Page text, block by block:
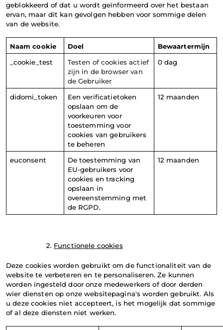
geblokkeerd of dat u wordt geïnformeerd over het bestaan
ervan, maar dit kan gevolgen hebben voor sommige delen
van de website.
Naam cookie Doel
Bewaartermijn
_cookie_test
Testen of cookies actief
zijn in de browser van
de Gebruiker
0 dag
didomi_token
Een verificatietoken
opslaan om de
voorkeuren voor
toestemming voor
cookies van gebruikers
te beheren
12 maanden
euconsent
De toestemming van
EU-gebruikers voor
cookies en tracking
opslaan in
overeenstemming met
de RGPD.
12 maanden
Functionele cookies
Deze cookies worden gebruikt om de functionaliteit van de
website te verbeteren en te personaliseren. Ze kunnen
worden ingesteld door onze medewerkers of door derden
wier diensten op onze websitepagina's worden gebruikt. Als
u deze cookies niet accepteert, is het mogelijk dat sommige
of al deze diensten niet werken.